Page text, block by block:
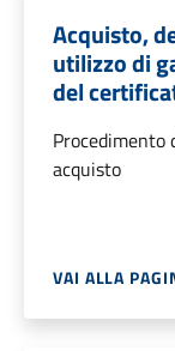
Acquisto,
utilizzo di
del
Procedimento
acquisto
VAI ALLA